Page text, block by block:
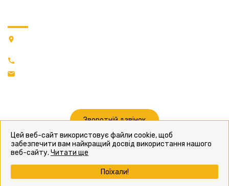
Зворотній дзвінок
Політика конфіденційності
Цей веб-сайт використовує файли cookie, щоб
забезпечити вам найкращий досвід використання нашого
веб-сайту. Читати ще
Поїхали!